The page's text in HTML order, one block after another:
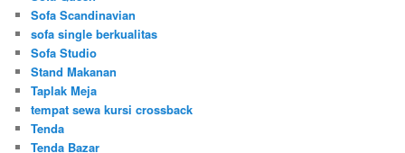
Sofa Scandinavian
sofa single berkualitas
Sofa Studio
Stand Makanan
Taplak Meja
tempat sewa kursi crossback
Tenda
Tenda Bazar